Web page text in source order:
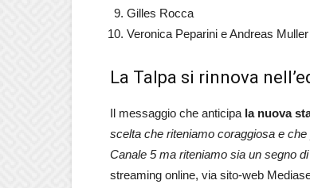
Gilles Rocca
Veronica Peparini e Andreas Muller
La Talpa si rinnova
Il messaggio che anticipa la nuova
scelta che riteniamo coraggiosa e
Canale 5 ma riteniamo sia un segno
streaming online, via sito-web